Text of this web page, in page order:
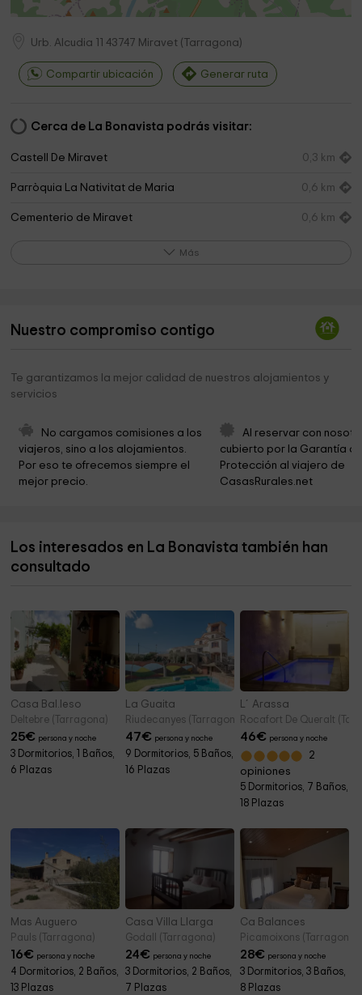
Urb. Alcudia 11 43747 Miravet ( Tarragona)
Compartir ubicación Generar ruta
Cerca de La Bonavista podrás visitar:
Castell De Miravet 0,3 km
Parròquia La Nativitat de Maria 0,6 km
Cementerio de Miravet 0,6 km
Embarcador de Ginestar 2,5 km
Ayuntamiento de Ginestar
Ayuntamiento de Benissanet
Ayuntamiento de Benissanet
Serra Ripoll Mercé 3,2 km
Cementerio municipal 3,3 km
Más
Nuestro compromiso contigo
Te garantizamos la mejor calidad de nuestros alojamientos y
servicios
No cargamos comisiones a los
viajeros, sino a los alojamientos.
Por eso te ofrecemos siempre el
mejor precio.
Al reservar con
cubierto por la Garantía
Protección al viajero de
CasasRurales.net
Los interesados en La Bonavista también han
consultado
Casa Bal.leso
Deltebre (Tarragona)
25€ persona y noche
3 Dormitorios, 1 Baños,
6 Plazas
La Guaita
Riudecanyes (Tarragona)
47€ persona y noche
9 Dormitorios, 5 Baños,
16 Plazas
L´Arassa
Rocafort De Queralt
46€ persona y noche
2
opiniones
5 Dormitorios, 7 Baños,
18 Plazas
Mas Auguero
Pauls (Tarragona)
16€ persona y noche
4 Dormitorios, 2 Baños,
13 Plazas
Casa Villa Llarga
Godall (Tarragona)
24€ persona y noche
3 Dormitorios, 2 Baños,
7 Plazas
Ca Balances
Picamoixons (Tarragona)
28€ persona y noche
3 Dormitorios, 3 Baños,
8 Plazas